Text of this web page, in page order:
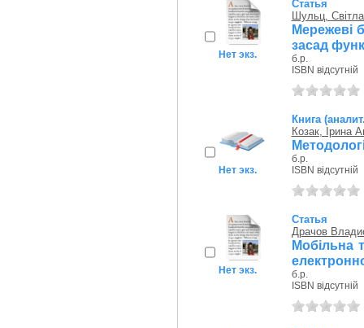
Нет экз.
Статья
Шульц,
Мережеві
засад
б.р.
ISBN відсутній
Нет экз.
Книга
Козак, Ірина
б.р.
ISBN відсутній
Нет экз.
Статья
Драчов
Мобільна
б.р.
ISBN відсутній